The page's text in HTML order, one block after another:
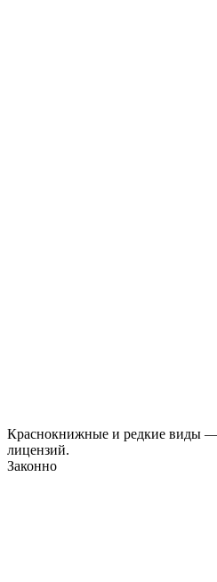
Краснокнижные и редкие виды
лицензий.
Законно